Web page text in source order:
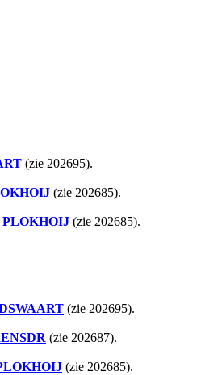
(zie 202695).
(zie 202685).
PLOKHOIJ (zie 202685).
(zie 202695).
(zie 202687).
(zie 202685).